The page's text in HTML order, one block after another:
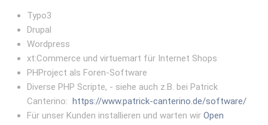
Typo3
Drupal
Wordpress
xt:Commerce und virtuemart für Internet Shops
PHProject als Foren-Software
Diverse PHP Scripte, - siehe auch z.B. bei Patrick
Canterino: https://www.patrick-canterino.de/software/
Für unser Kunden installieren und warten wir Open